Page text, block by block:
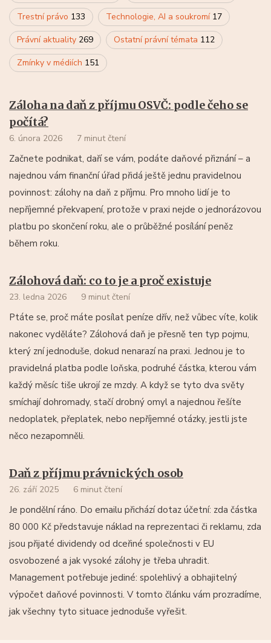
Trestní právo 133 Technologie, AI a soukromí 17
Právní aktuality 269 Ostatní právní témata 112
Zmínky v médiích 151
Záloha na daň z příjmu OSVČ: podle čeho se
počítá?
6. února 2026 7 minut čtení
Začnete podnikat, daří se vám, podáte daňové přiznání – a
najednou vám finanční úřad přidá ještě jednu pravidelnou
povinnost: zálohy na daň z příjmu. Pro mnoho lidí je to
nepříjemné překvapení, protože v praxi nejde o jednorázovou
platbu po skončení roku, ale o průběžné posílání peněz
během roku.
Zálohová daň: co to je a proč existuje
23. ledna 2026 9 minut čtení
Ptáte se, proč máte posílat peníze dřív, než vůbec víte, kolik
nakonec vyděláte? Zálohová daň je přesně ten typ pojmu,
který zní jednoduše, dokud nenarazí na praxi. Jednou je to
pravidelná platba podle loňska, podruhé částka, kterou vám
každý měsíc tiše ukrojí ze mzdy. A když se tyto dva světy
smíchají dohromady, stačí drobný omyl a najednou řešíte
nedoplatek, přeplatek, nebo nepříjemné otázky, jestli jste
něco nezapomněli.
Daň z příjmu právnických osob
26. září 2025 6 minut čtení
Je pondělní ráno. Do emailu přichází dotaz účetní: zda částka
80 000 Kč představuje náklad na reprezentaci či reklamu, zda
jsou přijaté dividendy od dceřiné společnosti v EU
osvobozené a jak vysoké zálohy je třeba uhradit.
Management potřebuje jediné: spolehlivý a obhajitelný
výpočet daňové povinnosti. V tomto článku vám prozradíme,
jak všechny tyto situace jednoduše vyřešit.